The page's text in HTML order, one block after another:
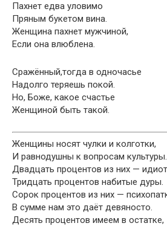
Пахнет едва уловимо
Пряным букетом вина.
Женщина пахнет мужчиной,
Если она влюблена.
Сражённый,тогда в одночасье
Надолго теряешь покой.
Но, Боже, какое счастье
Женщиной быть такой.
Женщины носят чулки и колготки,
И равнодушны к вопросам культуры.
Двадцать процентов из них —
Тридцать процентов набитые дуры.
Сорок процентов из них —
В сумме нам это даёт девяносто.
Десять процентов имеем в остатке,